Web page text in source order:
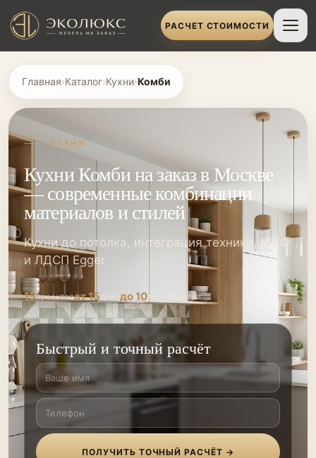
РАСЧЕТ СТОИМОСТИ
Главная›Каталог›Кухни›Комби
КУХНИ
Кухни Комби на заказ в Москве
— современные комбинации
материалов и стилей
Кухни до потолка, интеграция техники, МДФ
и ЛДСП Egger
15проектовот 15 до 10лет гарантии
Быстрый и точный расчёт
ПОЛУЧИТЬ ТОЧНЫЙ РАСЧЁТ →